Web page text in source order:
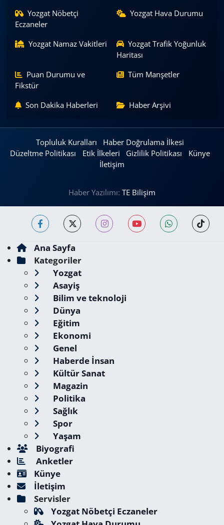
Yozgat Nöbetçi
Eczaneler
Yozgat Hava Durumu
Yozgat Namaz Vakitleri
Yozgat Trafik Yoğunluk
Haritası
Puan Durumu ve
Fikstür
Tüm Manşetler
Son Dakika Haberleri Haber Arşivi
Topluluk Kuralları
Haber Doğrulama İlkesi
Düzeltme Politikası
Etik İlkeleri Gizlilik Politikası
Künye
İletişim
Haber Yazılımı: TE Bilişim
Ana Sayfa
Kategoriler
Yozgat
Asayiş
Bilim ve teknoloji
Dünya
Eğitim
Ekonomi
Genel
Haberde İnsan
Kültür Sanat
Magazin
Politika
Sağlık
Spor
Yaşam
Biyografi
Anketler
Künye
İletişim
Servisler
Yozgat Nöbetçi Eczaneler